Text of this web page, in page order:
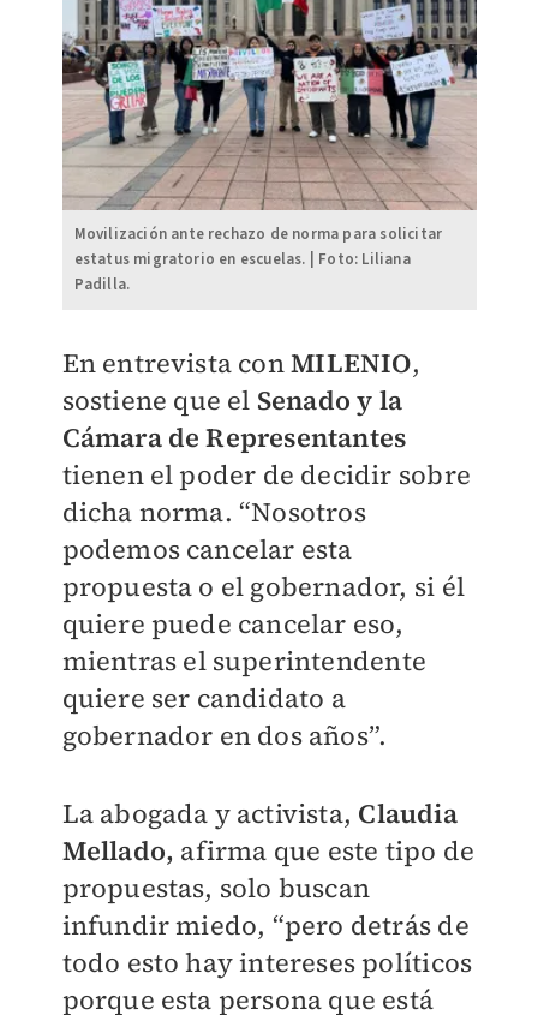
Movilización ante rechazo de norma para solicitar
estatus migratorio en escuelas. | Foto: Liliana
Padilla.
En entrevista conMILENIO,
sostiene que el Senado y la
Cámara de Representantes
tienen el poder de decidir sobre
dicha norma. “Nosotros
podemos cancelar esta
propuesta o el gobernador, si él
quiere puede cancelar eso,
mientras el superintendente
quiere ser candidato a
gobernador en dos años”.
La abogada y activista, Claudia
Mellado, afirma que este tipo de
propuestas, solo buscan
infundir miedo, “pero detrás de
todo esto hay intereses políticos
porque esta persona que está